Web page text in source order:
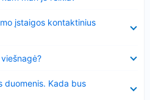
įstaigos kontaktinius
duomenis. Kada bus